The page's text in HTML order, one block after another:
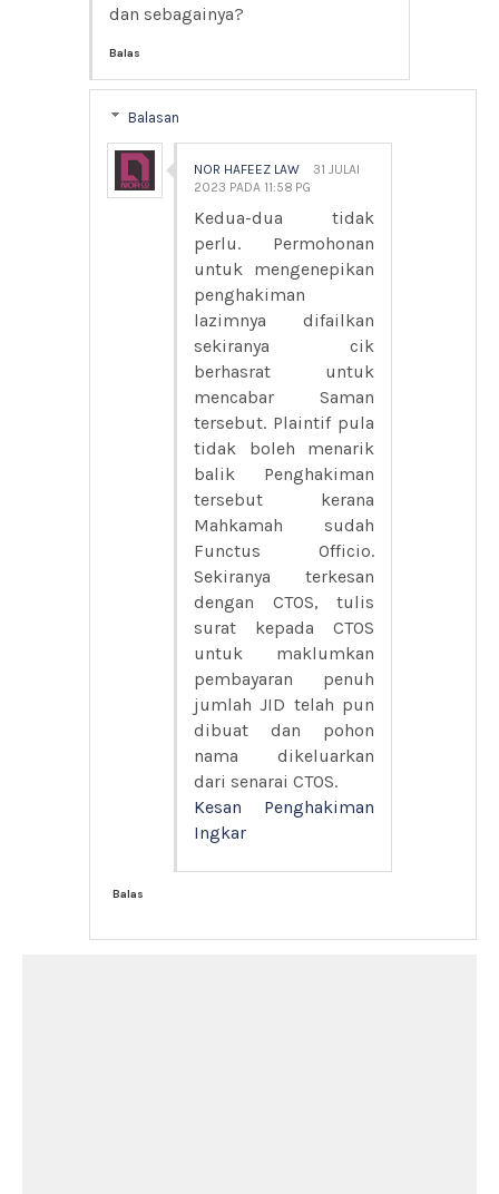
dan sebagainya?
Balas
Balasan
NOR HAFEEZ LAW
31 JULAI
2023 PADA 11:58 PG
Kedua-dua tidak
perlu. Permohonan
untuk mengenepikan
penghakiman
lazimnya difailkan
sekiranya cik
berhasrat untuk
mencabar Saman
tersebut. Plaintif pula
tidak boleh menarik
balik Penghakiman
tersebut kerana
Mahkamah sudah
Functus Officio.
Sekiranya terkesan
dengan CTOS, tulis
surat kepada CTOS
untuk maklumkan
pembayaran penuh
jumlah JID telah pun
dibuat dan pohon
nama dikeluarkan
dari senarai CTOS.
Kesan Penghakiman
Ingkar
Balas